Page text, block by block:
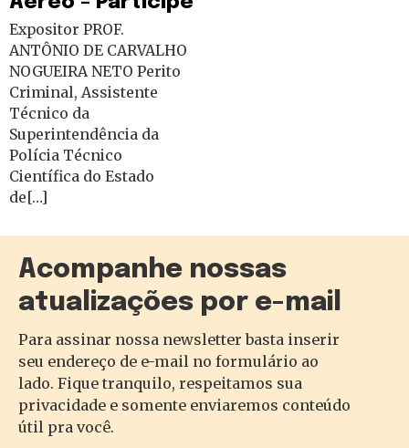
Expositor PROF.
ANTÔNIO DE CARVALHO
NOGUEIRA NETO Perito
Criminal, Assistente
Técnico da
Superintendência da
Polícia Técnico
Científica do Estado
de[…]
Acompanhe nossas
atualizações por e-mail
Para assinar nossa newsletter basta inserir
seu endereço de e-mail no formulário ao
lado. Fique tranquilo, respeitamos sua
privacidade e somente enviaremos conteúdo
útil pra você.